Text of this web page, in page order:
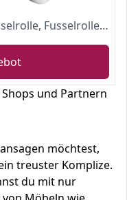
ACE2ACE Tierhaarentferner Fusselrolle, Fusselroller für Hundehaare und Katzenhaare Wiederverwendbar, Fusselbürste für Tierhaar, für Sofa, Bett, Teppich, Kratzbaum…
und Partnern
möchtest,
treuster Komplize.
du mit nur